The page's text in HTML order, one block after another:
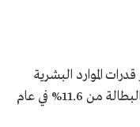
تطوير قدرات الموارد البشرية
الوطنية، وتوفير فرص العمل الناتجة عن المشاريع المتعددة إلى وضع هدف بتخفيض معدل البطالة من 11.6% في عام